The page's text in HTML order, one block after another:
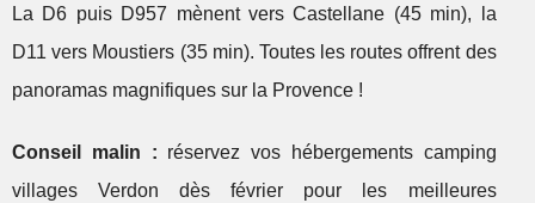
La D6 puis D957 mènent vers Castellane (45 min), la
D11 vers Moustiers (35 min). Toutes les routes offrent des
panoramas magnifiques sur la Provence !
Conseil malin : réservez vos hébergements camping
villages Verdon dès février pour les meilleures